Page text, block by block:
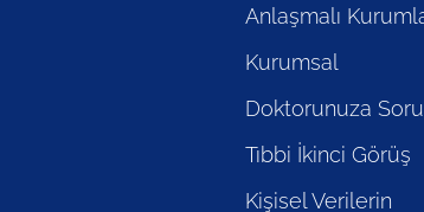
Anlaşmalı
Kurumsal
Doktorunuza
Tıbbi İkinci Görüş
Kişisel Verilerin